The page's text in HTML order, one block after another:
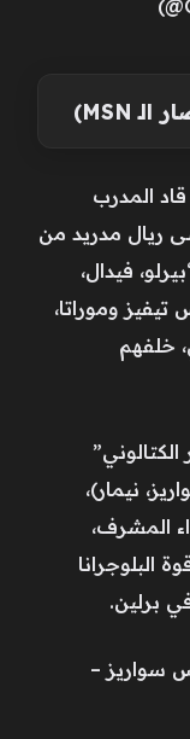
المدرب
ريال مدريد من
فيدال،
تيفيز وموراتا،
خلفهم
نيمار)،
المشرف،
البلوجرانا
برلين.
سواريز –